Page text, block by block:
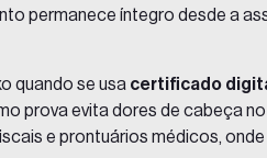
permanece íntegro desde a
quando se usa certificado
prova evita dores de cabeça
e prontuários médicos, onde